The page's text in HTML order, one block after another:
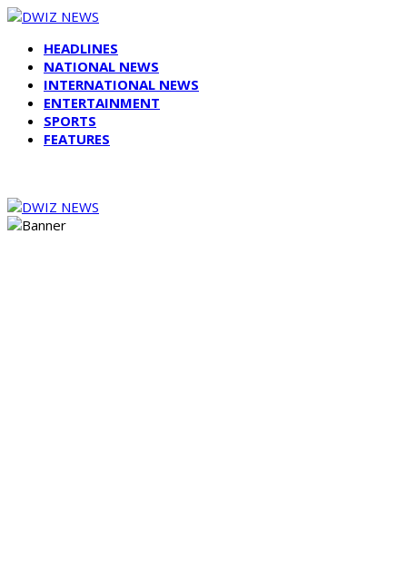
HEADLINES
NATIONAL NEWS
INTERNATIONAL NEWS
ENTERTAINMENT
SPORTS
FEATURES